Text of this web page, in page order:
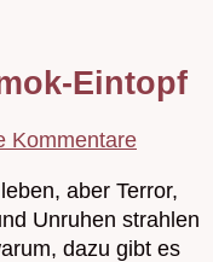
Eintopf
Kommentare
aber Terror,
Unruhen strahlen
dazu gibt es